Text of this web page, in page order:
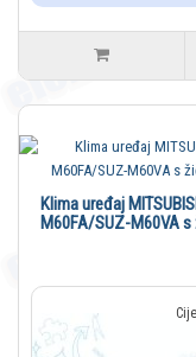
Klima uređaj
M60FA/SUZ-M60VA